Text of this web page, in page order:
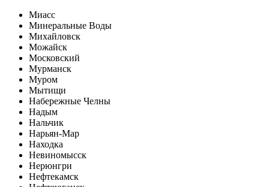
Миасс
Минеральные Воды
Михайловск
Можайск
Московский
Мурманск
Муром
Мытищи
Набережные Челны
Надым
Нальчик
Нарьян-Мар
Находка
Невиномысск
Нерюнгри
Нефтекамск